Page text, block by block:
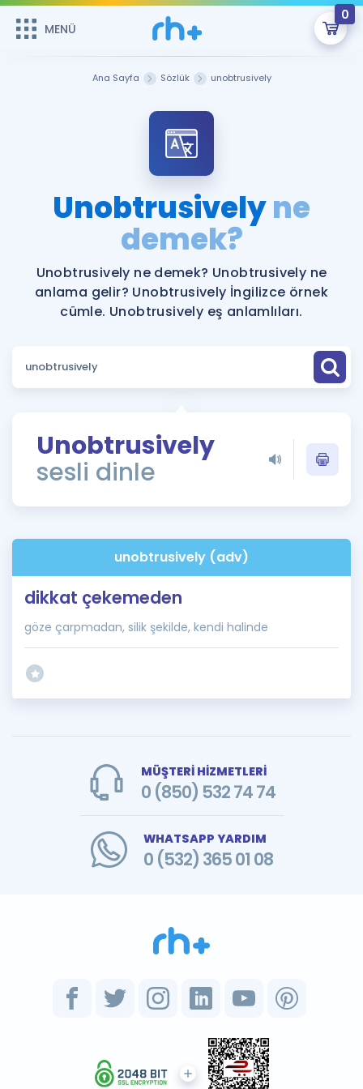
MENÜ
0
Şifremi Hatırlamıyorum
Sepetin Şu An Boş.
Remzi Hoca ile seni sınava hazırlayacak onlarca eğitim seni
bekliyor!
MENÜ
Katılımcı Görüşleri
Faydalı Araçlar
Ücretsiz Kaynaklar
Puan Hesaplama
ÖSYM Sınav Takvimi
Kampanyalar
İngilizce Gramer
İngilizce Gramer
Ana Sayfa Sözlük unobtrusively
Unobtrusivelyne
demek?
Unobtrusively ne demek? Unobtrusively ne
anlama gelir? Unobtrusively İngilizce örnek
cümle. Unobtrusively eş anlamlıları.
Unobtrusively
sesli dinle
unobtrusively (adv)
dikkat çekemeden
göze çarpmadan, silik şekilde, kendi halinde
MÜŞTERİ HİZMETLERİ
0 (850) 532 74 74
WHATSAPP YARDIM
0 (532) 365 01 08